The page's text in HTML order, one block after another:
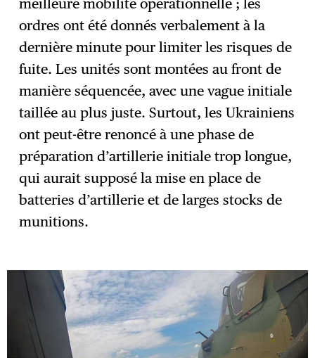
meilleure mobilité opérationnelle ; les
ordres ont été donnés verbalement à la
dernière minute pour limiter les risques de
fuite. Les unités sont montées au front de
manière séquencée, avec une vague initiale
taillée au plus juste. Surtout, les Ukrainiens
ont peut-être renoncé à une phase de
préparation d’artillerie initiale trop longue,
qui aurait supposé la mise en place de
batteries d’artillerie et de larges stocks de
munitions.